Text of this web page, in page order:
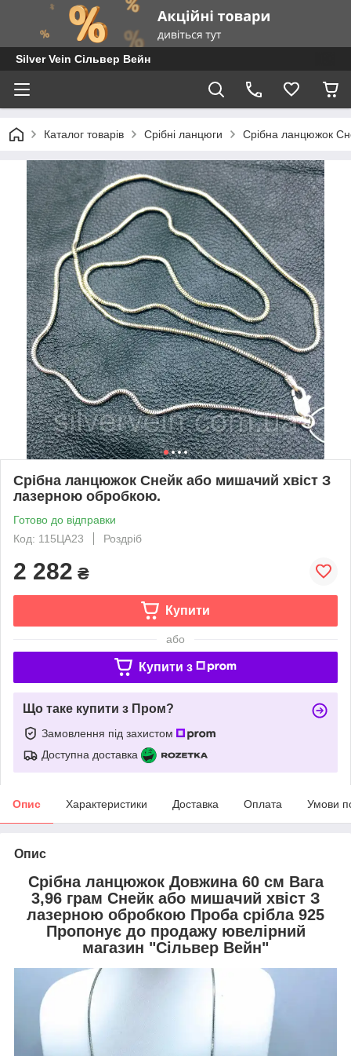
Silver Vein Сільвер Вейн
Каталог товарів Срібні ланцюги Срібна ланцюжок
Срібна ланцюжок Снейк або мишачий хвіст З
лазерною обробкою.
Готово до відправки
Код: 115ЦА23
Роздріб
2 282 ₴
Купити
або
Купити з
Що таке купити з Пром?
Замовлення під захистом
Доступна доставка
Опис Характеристики Доставка Оплата Умови
Опис
Срібна ланцюжок Довжина 60 см Вага
3,96 грам Снейк або мишачий хвіст З
лазерною обробкою Проба срібла 925
Пропонує до продажу ювелірний
магазин "Сільвер Вейн"